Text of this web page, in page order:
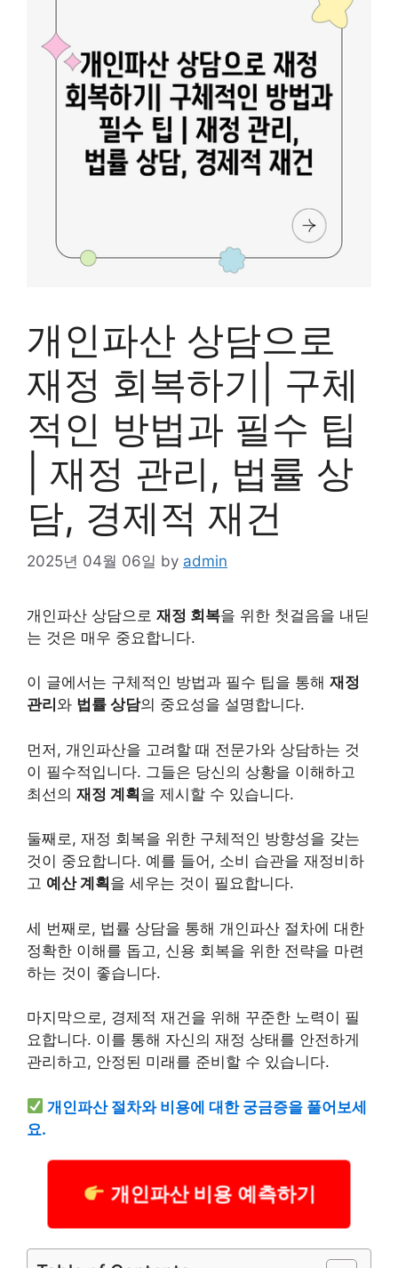
개인파산 상담으로
재정 회복하기| 구체
적인 방법과 필수 팁
| 재정 관리, 법률 상
담, 경제적 재건
2025년 04월 06일 by admin
개인파산 상담으로 재정 회복을 위한 첫걸음을 내딛
는 것은 매우 중요합니다.
이 글에서는 구체적인 방법과 필수 팁을 통해 재정
관리 와 법률 상담의 중요성을 설명합니다.
먼저, 개인파산을 고려할 때 전문가와 상담하는 것
이 필수적입니다. 그들은 당신의 상황을 이해하고
최선의 재정 계획을 제시할 수 있습니다.
둘째로, 재정 회복을 위한 구체적인 방향성을 갖는
것이 중요합니다. 예를 들어, 소비 습관을 재정비하
고 예산 계획 을 세우는 것이 필요합니다.
세 번째로, 법률 상담을 통해 개인파산 절차에 대한
정확한 이해를 돕고, 신용 회복을 위한 전략을 마련
하는 것이 좋습니다.
마지막으로, 경제적 재건을 위해 꾸준한 노력이 필
요합니다. 이를 통해 자신의 재정 상태를 안전하게
관리하고, 안정된 미래를 준비할 수 있습니다.
개인파산 절차와 비용에 대한 궁금증을 풀어보세
요.
개인파산 비용 예측하기